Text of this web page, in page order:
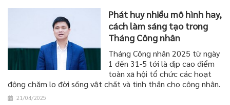
Phát huy nhiều mô hình hay,
cách làm sáng tạo trong
Tháng Công nhân
Tháng Công nhân 2025 từ ngày
1 đến 31-5 tới là dịp cao điểm
toàn xã hội tổ chức các hoạt
động chăm lo đời sống vật chất và tinh thần cho công nhân.
21/04/2025